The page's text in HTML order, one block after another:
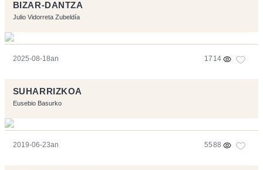
BIZAR-DANTZA
Julio Vidorreta Zubeldía
2025-08-18an 1714
SUHARRIZKOA
Eusebio Basurko
2019-06-23an 5588